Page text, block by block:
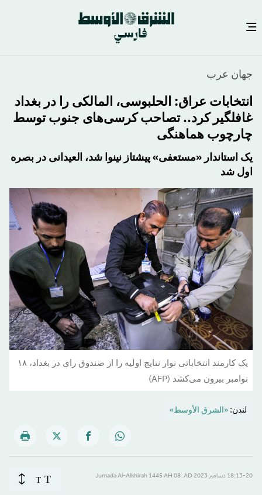
محتوای
اصلی
جهان عرب
انتخابات عراق: الحلبوسی، المالکی را در بغداد
غافلگیر کرد.. تصاحب کرسی‌های جنوب توسط
چارچوب هماهنگی
یک استاندار «مستعفی» پیشتاز نینوا شد، العیدانی در بصره
اول شد
یک کارمند انتخاباتی نوار نتایج اولیه را از صندوق رای در بغداد، ۱۸
نوامبر بیرون می‌کشد (AFP)
لندن: «الشرق الأوسط»
18:13-20 دسامبر 2023 AD ـ 08 Jumada Al-Alkhirah 1445 AH T
T